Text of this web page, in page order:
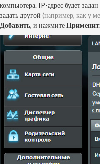
компьютера. IP-адрес будет
задать другой (например, как у
Добавить, и нажмите